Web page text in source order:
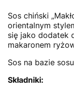
Sos chiński
orientalnym
się jako dodatek
makaronem
Sos na bazie
Składniki: